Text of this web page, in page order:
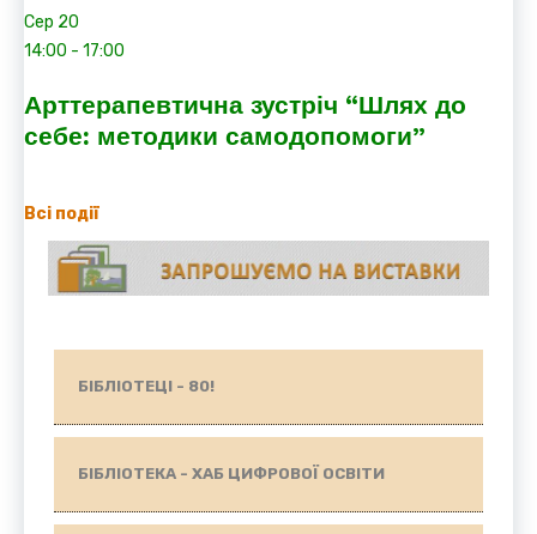
Сер 20
14:00 - 17:00
Арттерапевтична зустріч “Шлях до
себе: методики самодопомоги”
Всі події
БІБЛІОТЕЦІ - 80!
БІБЛІОТЕКА - ХАБ ЦИФРОВОЇ ОСВІТИ